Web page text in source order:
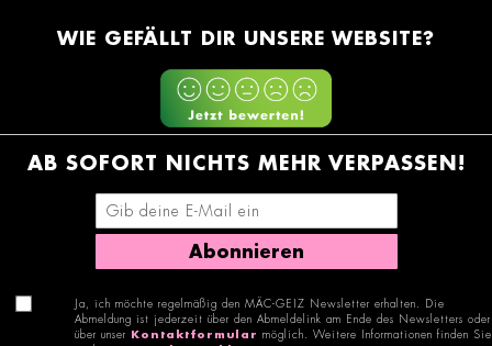
WIE GEFÄLLT DIR UNSERE WEBSITE?
AB SOFORT NICHTS MEHR VERPASSEN!
E-Mail-Adresse eingeben
Abonnieren
Ja, ich möchte regelmäßig den MÄC-GEIZ Newsletter erhalten. Die
Abmeldung ist jederzeit über den Abmeldelink am Ende des Newsletters oder
über unser
Kontaktformular möglich. Weitere Informationen finden Sie